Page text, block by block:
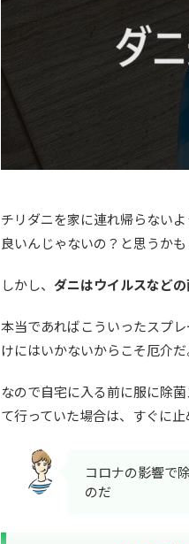
チリダニを家に連れ帰らない
良いんじゃないの？と思うかも
しかし、 ダニはウイルスなど
本当であればこういったスプ
けにはいかないからこそ厄介だ
なので自宅に入る前に服に除
て行っていた場合は、すぐに止
コロナの影響で
のだ